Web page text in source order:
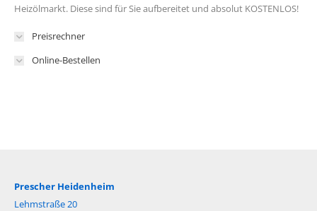
Heizölmarkt. Diese sind für Sie aufbereitet und absolut KOSTENLOS!
Preisrechner
Online-Bestellen
Prescher Heidenheim
Lehmstraße 20